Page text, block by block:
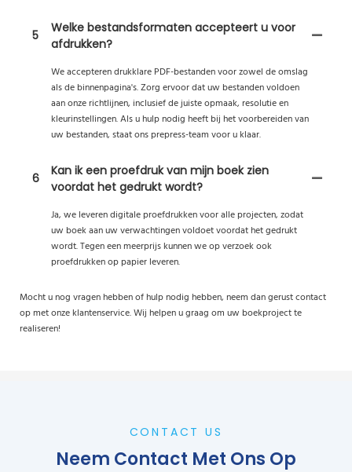
5
Welke bestandsformaten accepteert u voor
afdrukken?
We accepteren drukklare PDF-bestanden voor zowel de omslag
als de binnenpagina's. Zorg ervoor dat uw bestanden voldoen
aan onze richtlijnen, inclusief de juiste opmaak, resolutie en
kleurinstellingen. Als u hulp nodig heeft bij het voorbereiden van
uw bestanden, staat ons prepress-team voor u klaar.
6
Kan ik een proefdruk van mijn boek zien
voordat het gedrukt wordt?
Ja, we leveren digitale proefdrukken voor alle projecten, zodat
uw boek aan uw verwachtingen voldoet voordat het gedrukt
wordt. Tegen een meerprijs kunnen we op verzoek ook
proefdrukken op papier leveren.
Mocht u nog vragen hebben of hulp nodig hebben, neem dan gerust contact
op met onze klantenservice. Wij helpen u graag om uw boekproject te
realiseren!
CONTACT US
Neem Contact Met Ons Op